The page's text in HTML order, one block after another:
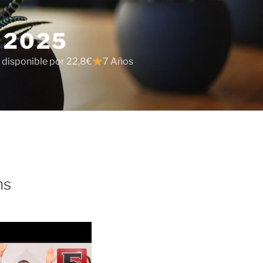
2025
disponible por 22,8€
7 Años